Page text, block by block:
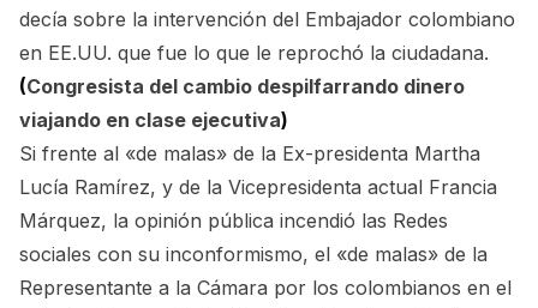
decía sobre la intervención del Embajador colombiano
en EE.UU. que fue lo que le reprochó la ciudadana.
(Congresista del cambio despilfarrando dinero
viajando en clase ejecutiva)
Si frente al «de malas» de la Ex-presidenta Martha
Lucía Ramírez, y de la Vicepresidenta actual Francia
Márquez, la opinión pública incendió las Redes
sociales con su inconformismo, el «de malas» de la
Representante a la Cámara por los colombianos en el